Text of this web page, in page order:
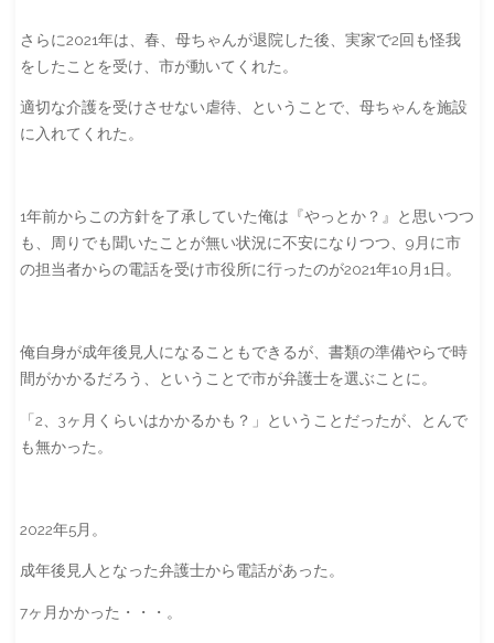
さらに2021年は、春、母ちゃんが退院した後、実家で2回も怪我
をしたことを受け、市が動いてくれた。
適切な介護を受けさせない虐待、ということで、母ちゃんを施設
に入れてくれた。
1年前からこの方針を了承していた俺は『やっとか？』と思いつつ
も、周りでも聞いたことが無い状況に不安になりつつ、9月に市
の担当者からの電話を受け市役所に行ったのが2021年10月1日。
俺自身が成年後見人になることもできるが、書類の準備やらで時
間がかかるだろう、ということで市が弁護士を選ぶことに。
「2、3ヶ月くらいはかかるかも？」ということだったが、とんで
も無かった。
2022年5月。
成年後見人となった弁護士から電話があった。
7ヶ月かかった・・・。